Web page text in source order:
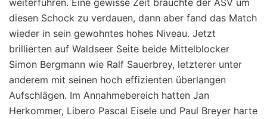
diesen Schock zu verdauen, dann aber fand das Match
wieder in sein gewohntes hohes Niveau. Jetzt
brillierten auf Waldseer Seite beide Mittelblocker
Simon Bergmann wie Ralf Sauerbrey, letzterer unter
anderem mit seinen hoch effizienten überlangen
Aufschlägen. Im Annahmebereich hatten Jan
Herkommer, Libero Pascal Eisele und Paul Breyer harte